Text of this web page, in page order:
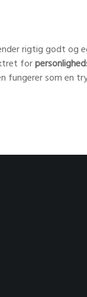
rigtig godt
for
fungerer som en